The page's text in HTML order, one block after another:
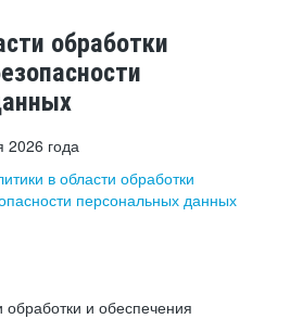
обработки
2026 года
в области обработки
персональных данных
обработки и обеспечения